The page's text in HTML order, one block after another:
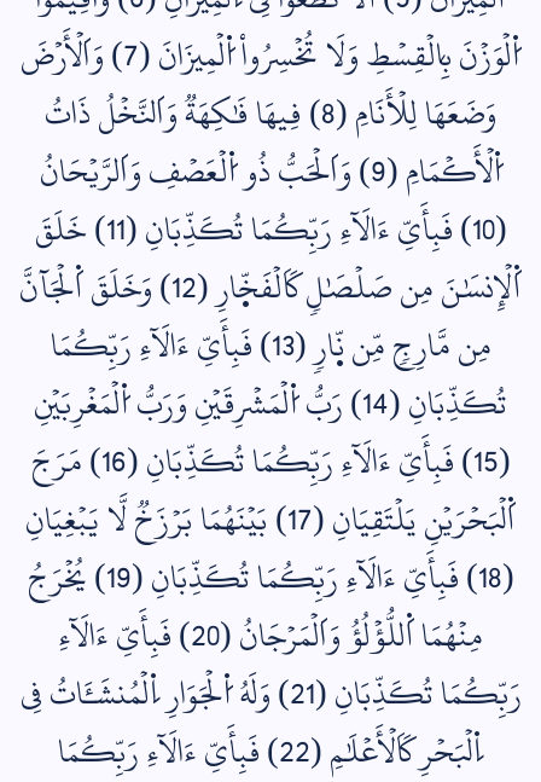
اُ۬لۡوَزۡنَ بِالۡقِسۡطِ وَلَا تُخۡسِرُواْ اُ۬لۡمِيزَانَ (7) وَاَلۡأَرۡضَ
وَضَعَهَا لِلۡأَنَامِ (8) فِيهَا فَٰكِهَةٞ وَاَلنَّخۡلُ ذَاتُ
اُ۬لۡأَكۡمَامِ (9) وَاَلۡحَبُّ ذُو اُ۬لۡعَصۡفِ وَاَلرَّيۡحَانُ
(10) فَبِأَيِّ ءَالَآءِ رَبِّكُمَا تُكَذِّبَانِ (11) خَلَقَ
اَ۬لۡإِنسَٰنَ مِن صَلۡصَٰلٖ كَاَلۡفَخّ۪ارِ (12) وَخَلَقَ اَ۬لۡجَآنَّ
مِن مَّارِجٖ مِّن نّ۪ارٖ (13) فَبِأَيِّ ءَالَآءِ رَبِّكُمَا
تُكَذِّبَانِ (14) رَبُّ اُ۬لۡمَشۡرِقَيۡنِ وَرَبُّ اُ۬لۡمَغۡرِبَيۡنِ
(15) فَبِأَيِّ ءَالَآءِ رَبِّكُمَا تُكَذِّبَانِ (16) مَرَجَ
اَ۬لۡبَحۡرَيۡنِ يَلۡتَقِيَانِ (17) بَيۡنَهُمَا بَرۡزَخٞ لَّا يَبۡغِيَانِ
(18) فَبِأَيِّ ءَالَآءِ رَبِّكُمَا تُكَذِّبَانِ (19) يُخۡرَجُ
مِنۡهُمَا اَ۬للُّؤۡلُؤُ وَاَلۡمَرۡجَانُ (20) فَبِأَيِّ ءَالَآءِ
رَبِّكُمَا تُكَذِّبَانِ (21) وَلَهُ اُ۬لۡجَوَارِ اِ۬لۡمُنشَـَٔاتُ فِي
اِ۬لۡبَحۡرِ كَاَلۡأَعۡلَٰمِ (22) فَبِأَيِّ ءَالَآءِ رَبِّكُمَا